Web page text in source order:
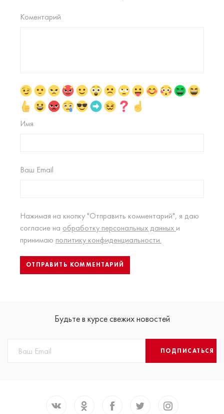
Коментарий
Имя
Ваш Email
Нажимая на кнопку "Отправить комментарий", я даю
согласие на обработку персональных данных и
принимаю политику конфиденциальности.
Будьте в курсе свежих новостей
ПОДПИСАТЬСЯ